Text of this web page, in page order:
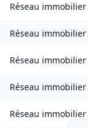
Réseau immobilier
Réseau immobilier
Réseau immobilier
Réseau immobilier
Réseau immobilier